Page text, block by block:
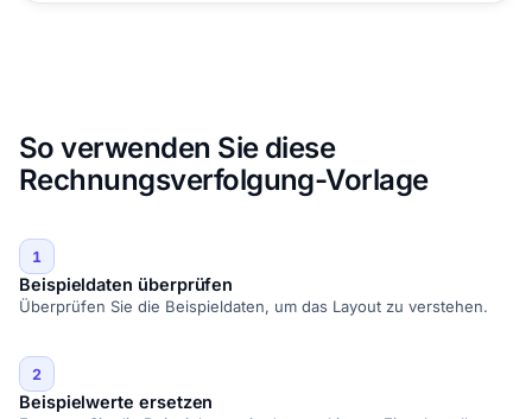
So verwenden Sie diese
Rechnungsverfolgung-Vorlage
1
Beispieldaten überprüfen
Überprüfen Sie die Beispieldaten, um das Layout zu verstehen.
2
Beispielwerte ersetzen